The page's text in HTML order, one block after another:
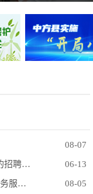
08-07
关于铜湾镇2026年（第五批）城镇公益性岗位的招聘公告 06-13
关于中方县人民政府副县长贺爱平接听12345政务服务便民热线的公告 08-05